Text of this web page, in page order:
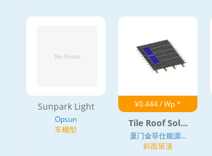
Sunpark Light
Opsun
车棚型
¥0.444 / Wp *
Tile Roof Sol...
厦门金菲仕能源...
斜面屋顶